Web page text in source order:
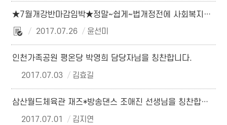
★7월개강반마감임박★정말~쉽게~법개정전에 사회복지사2급자격증 2018년 전에 취득하세요.^^
2017.07.26
윤선미
인천가족공원 평온당 박영희 담당자님을 칭찬합니다.
2017.07.03
김효길
삼산월드체육관 재즈*방송댄스 조애진 선생님을 칭찬합니다.
2017.07.01
김지연